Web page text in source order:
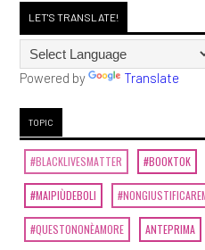
LET'S TRANSLATE!
Powered by Translate
TOPIC
#BLACKLIVESMATTER #BOOKTOK
#MAIPIÙDEBOLI
#QUESTONONÈAMORE ANTEPRIMA